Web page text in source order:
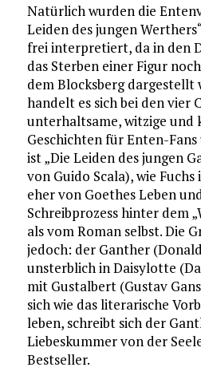
Natürlich wurden die
Leiden des jungen
frei interpretiert, da in den
das Sterben einer Figur
dem Blocksberg dargestellt
handelt es sich bei den vier
unterhaltsame, witzige und
Geschichten für Enten-
ist „Die Leiden des jungen
von Guido Scala), wie
eher von Goethes Leben
Schreibprozess hinter dem
als vom Roman selbst. Die
jedoch: der Ganther
unsterblich in Daisylotte
mit Gustalbert (Gustav
sich wie das literarische
leben, schreibt sich der
Liebeskummer von der
Bestseller.